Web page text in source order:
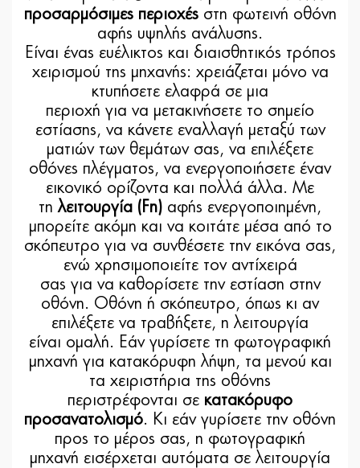
προσαρμόσιμες περιοχέςστη φωτεινή οθόνη
αφής υψηλής ανάλυσης.
Είναι ένας ευέλικτος και διαισθητικός τρόπος
χειρισμού της μηχανής: χρειάζεται μόνο να
κτυπήσετε ελαφρά σε μια
περιοχή για να μετακινήσετε το σημείο
εστίασης, να κάνετε εναλλαγή μεταξύ των
ματιών των θεμάτων σας, να επιλέξετε
οθόνες πλέγματος, να ενεργοποιήσετε έναν
εικονικό ορίζοντα και πολλά άλλα. Με
τη λειτουργία (Fn) αφής ενεργοποιημένη,
μπορείτε ακόμη και να κοιτάτε μέσα από το
σκόπευτρο για να συνθέσετε την εικόνα σας,
ενώ χρησιμοποιείτε τον αντίχειρά
σας για να καθορίσετε την εστίαση στην
οθόνη. Οθόνη ή σκόπευτρο, όπως κι αν
επιλέξετε να τραβήξετε, η λειτουργία
είναι ομαλή. Εάν γυρίσετε τη φωτογραφική
μηχανή για κατακόρυφη λήψη, τα μενού και
τα χειριστήρια της οθόνης
περιστρέφονται σε κατακόρυφο
προσανατολισμό. Κι εάν γυρίσετε την οθόνη
προς το μέρος σας, η φωτογραφική
μηχανή εισέρχεται αυτόματα σε λειτουργία